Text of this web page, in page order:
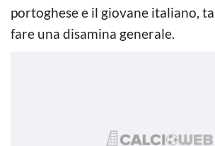
portoghese e il giovane italiano,
fare una disamina generale.